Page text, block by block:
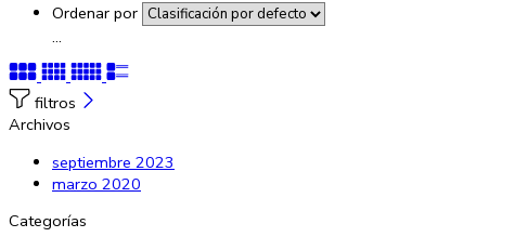
Ordenar por
...
filtros
Archivos
septiembre 2023
marzo 2020
Categorías